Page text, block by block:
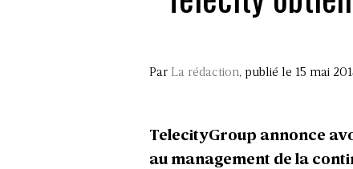
Par La rédaction, publié le 15 mai
TelecityGroup annonce
au management de la